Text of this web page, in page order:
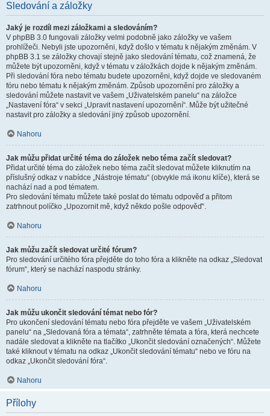
Sledování a záložky
Jaký je rozdíl mezi záložkami a sledováním?
V phpBB 3.0 fungovali záložky velmi podobně jako záložky ve vašem
prohlížeči. Nebyli jste upozorněni, když došlo v tématu k nějakým změnám. V
phpBB 3.1 se záložky chovají stejně jako sledování tématu, což znamená, že
můžete být upozorněni, když v tématu v záložkách dojde k nějakým změnám.
Při sledování fóra nebo tématu budete upozorněni, když dojde ve sledovaném
fóru nebo tématu k nějakým změnám. Způsob upozornění pro záložky a
sledování můžete nastavit ve vašem „Uživatelském panelu“ na záložce
„Nastavení fóra“ v sekci „Upravit nastavení upozornění“. Může být užitečné
nastavit pro záložky a sledování jiný způsob upozornění.
Nahoru
Jak můžu přidat určité téma do záložek nebo téma začít sledovat?
Přidat určité téma do záložek nebo téma začít sledovat můžete kliknutím na
příslušný odkaz v nabídce „Nástroje tématu“ (obvykle má ikonu klíče), která se
nachází nad a pod tématem.
Pro sledování tématu můžete také poslat do tématu odpověď a přitom
zatrhnout políčko „Upozornit mě, když někdo pošle odpověď“.
Nahoru
Jak můžu začít sledovat určité fórum?
Pro sledování určitého fóra přejděte do toho fóra a klikněte na odkaz „Sledovat
fórum“, který se nachází naspodu stránky.
Nahoru
Jak můžu ukončit sledování témat nebo fór?
Pro ukončení sledování tématu nebo fóra přejděte ve vašem „Uživatelském
panelu“ na „Sledovaná fóra a témata“, zatrhněte témata a fóra, která nechcete
nadále sledovat a klikněte na tlačítko „Ukončit sledování označených“. Můžete
také kliknout v tématu na odkaz „Ukončit sledování tématu“ nebo ve fóru na
odkaz „Ukončit sledování fóra“.
Nahoru
Přílohy